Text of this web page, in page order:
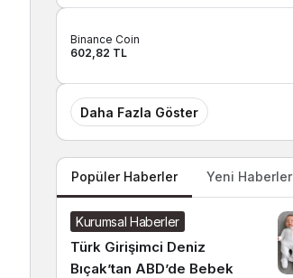
Binance Coin
602,82 TL
Daha Fazla Göster
Popüler Haberler Yeni Haberler
Kurumsal Haberler
Türk Girişimci Deniz
Bıçak’tan ABD’de Bebek